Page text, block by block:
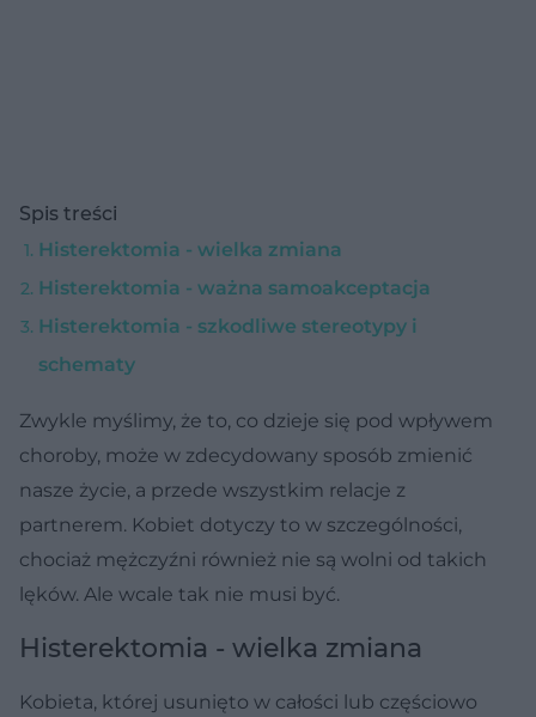
Spis treści
Histerektomia - wielka zmiana
Histerektomia - ważna samoakceptacja
Histerektomia - szkodliwe stereotypy i
schematy
Zwykle myślimy, że to, co dzieje się pod wpływem
choroby, może w zdecydowany sposób zmienić
nasze życie, a przede wszystkim relacje z
partnerem. Kobiet dotyczy to w szczególności,
chociaż mężczyźni również nie są wolni od takich
lęków. Ale wcale tak nie musi być.
Histerektomia - wielka zmiana
Kobieta, której usunięto w całości lub częściowo